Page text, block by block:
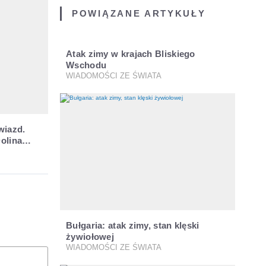
POWIĄZANE ARTYKUŁY
Atak zimy w krajach Bliskiego
Wschodu
WIADOMOŚCI ZE ŚWIATA
Bułgaria: atak zimy, stan klęski
żywiołowej
WIADOMOŚCI ZE ŚWIATA